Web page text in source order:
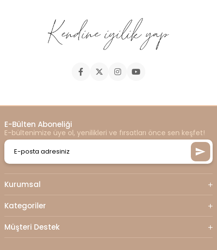
Kurumsal
Kategoriler
Müşteri Destek
E-Bülten Aboneliği
E-bültenimize üye ol, yenilikleri ve fırsatları önce sen keşfet!